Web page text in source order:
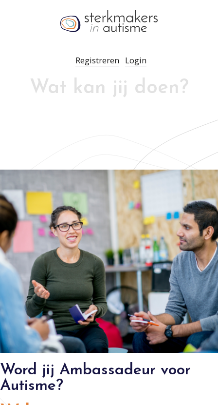
Registreren Login
Wat kan jij doen?
Word jij Ambassadeur voor
Autisme?